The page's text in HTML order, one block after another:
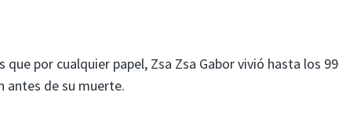
por cualquier papel, Zsa Zsa Gabor vivió hasta los 99
antes de su muerte.